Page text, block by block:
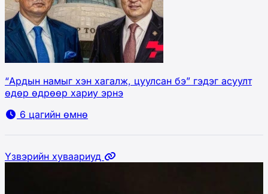
“Ардын намыг хэн хагалж, цуулсан бэ” гэдэг асуулт
өдөр өдрөөр хариу эрнэ
6 цагийн өмнө
Үзвэрийн хуваариуд